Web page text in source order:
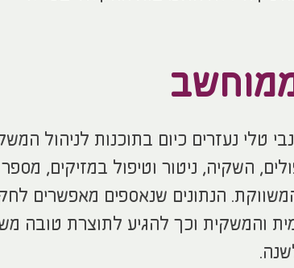
טלי נעזרים כיום בתוכנות לניהול
השקיה, ניטור וטיפול במזיקים, מספר
הנתונים שנאספים מאפשרים
והמשקית וכך להגיע לתוצרת טובה